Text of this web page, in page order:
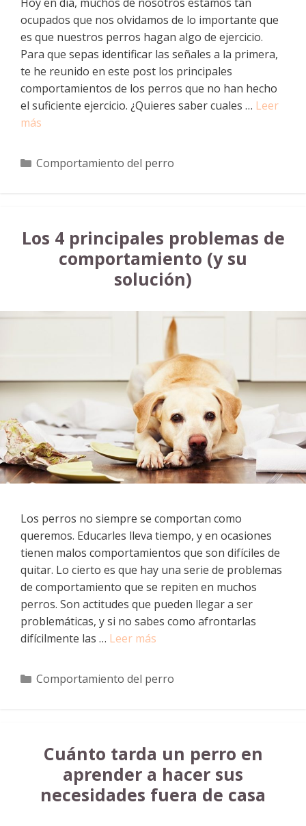
ocupados que nos olvidamos de lo importante que
es que nuestros perros hagan algo de ejercicio.
Para que sepas identificar las señales a la primera,
te he reunido en este post los principales
comportamientos de los perros que no han hecho
el suficiente ejercicio. ¿Quieres saber cuales … Leer
más
Categorías
Comportamiento del perro
Los 4 principales problemas de
comportamiento (y su
solución)
Los perros no siempre se comportan como
queremos. Educarles lleva tiempo, y en ocasiones
tienen malos comportamientos que son difíciles de
quitar. Lo cierto es que hay una serie de problemas
de comportamiento que se repiten en muchos
perros. Son actitudes que pueden llegar a ser
problemáticas, y si no sabes como afrontarlas
difícilmente las … Leer más
Categorías
Comportamiento del perro
Cuánto tarda un perro en
aprender a hacer sus
necesidades fuera de casa